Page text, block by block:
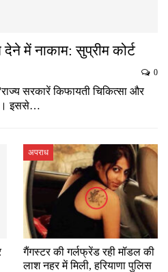
में नाकाम: सुप्रीम कोर्ट
0
सरकारें किफायती चिकित्सा और
हैं। इससे…
अपराध
गैंगस्टर की गर्लफ्रेंड रही मॉडल की
लाश नहर में मिली, हरियाणा पुलिस